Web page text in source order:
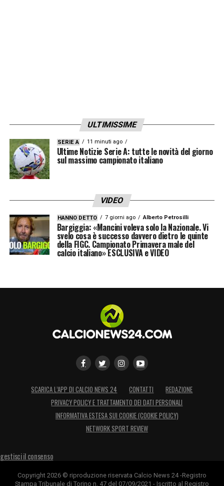
ULTIMISSIME
SERIE A 11 minuti ago
Ultime Notizie Serie A: tutte le novità del giorno
sul massimo campionato italiano
VIDEO
HANNO DETTO 7 giorni ago Alberto Petrosilli
Bargiggia: «Mancini voleva solo la Nazionale. Vi
svelo cosa è successo davvero dietro le quinte
della FIGC. Campionato Primavera male del
calcio italiano» ESCLUSIVA e VIDEO
SCARICA L’APP DI CALCIO NEWS 24 CONTATTI
REDAZIONE
PRIVACY POLICY E TRATTAMENTO DEI DATI PERSONALI
INFORMATIVA ESTESA SUI COOKIE (COOKIE POLICY)
NETWORK SPORT REVIEW
gestisci il consenso
Copyright 2026 © riproduzione riservata Calcio News 24 -Registro
Stampa Tribunale di Torino n. 47 del 07/09/2021 - Iscritto al Registro